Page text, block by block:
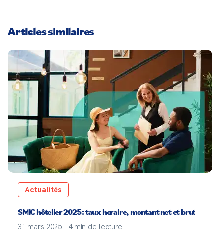
Articles similaires
Actualités
SMIC hôtelier 2025 : taux horaire, montant net et brut
31 mars 2025 · 4 min de lecture